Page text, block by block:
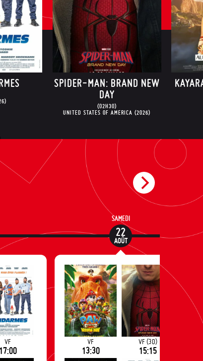
SPIDER-MAN: BRAND NEW
UNITED STATES OF AMERICA (2026)
KAYARA,
VF
17:00
SAMEDI
22
AOÛT
VF
13:30
VF (3D)
15:15